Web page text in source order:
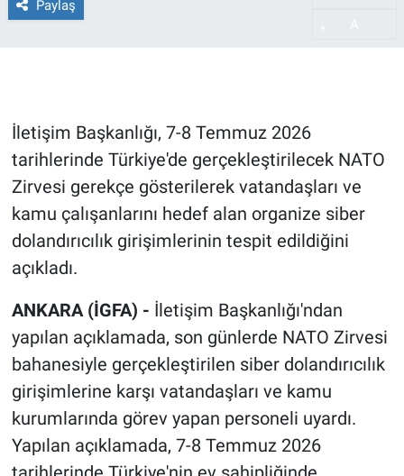
Paylaş
İletişim Başkanlığı, 7-8 Temmuz 2026
tarihlerinde Türkiye'de gerçekleştirilecek NATO
Zirvesi gerekçe gösterilerek vatandaşları ve
kamu çalışanlarını hedef alan organize siber
dolandırıcılık girişimlerinin tespit edildiğini
açıkladı.
ANKARA (İGFA) - İletişim Başkanlığı'ndan
yapılan açıklamada, son günlerde NATO Zirvesi
bahanesiyle gerçekleştirilen siber dolandırıcılık
girişimlerine karşı vatandaşları ve kamu
kurumlarında görev yapan personeli uyardı.
Yapılan açıklamada, 7-8 Temmuz 2026